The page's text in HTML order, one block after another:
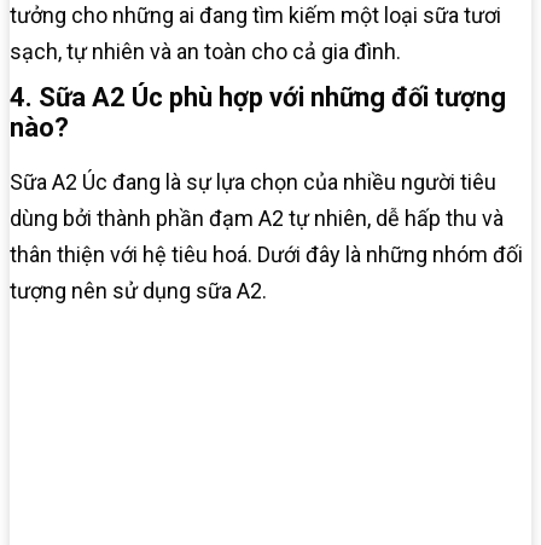
tưởng cho những ai đang tìm kiếm một loại sữa tươi
sạch, tự nhiên và an toàn cho cả gia đình.
4. Sữa A2 Úc phù hợp với những đối tượng
nào?
Sữa A2 Úc đang là sự lựa chọn của nhiều người tiêu
dùng bởi thành phần đạm A2 tự nhiên, dễ hấp thu và
thân thiện với hệ tiêu hoá. Dưới đây là những nhóm đối
tượng nên sử dụng sữa A2.